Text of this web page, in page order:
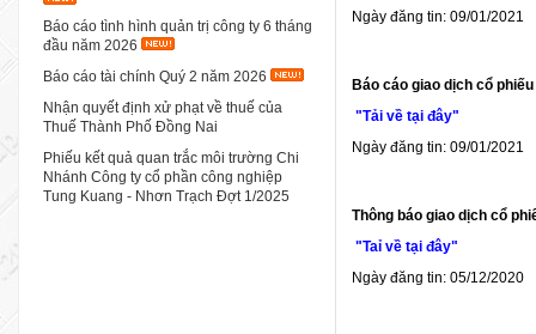
Báo cáo tình hình quản trị công ty 6 tháng
đầu năm 2026
Báo cáo tài chính Quý 2 năm 2026
Nhận quyết định xử phạt về thuế của
Thuế Thành Phố Đồng Nai
Phiếu kết quả quan trắc môi trường Chi
Nhánh Công ty cổ phần công nghiệp
Tung Kuang - Nhơn Trạch Đợt 1/2025
Ngày đăng tin: 09/01/2021
Báo cáo giao dịch cổ
"Tải về tại đây"
Ngày đăng tin: 09/01/2021
Thông báo giao dịch cổ
"Taỉ về tại đây"
Ngày đăng tin: 05/12/2020